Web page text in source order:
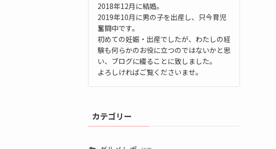
2018年12月に結婚。
2019年10月に男の子を出産し、只今育児
奮闘中です。
初めての妊娠・出産でしたが、わたしの経
験も何らかのお役に立つのではないかと思
い、ブログに綴ることに致しました。
よろしければご覧くださいませ。
カテゴリー